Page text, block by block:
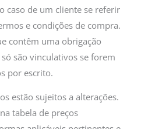
caso de um cliente se referir
e condições de compra.
contêm uma obrigação
são vinculativos se forem
por escrito.
estão sujeitos a alterações.
tabela de preços